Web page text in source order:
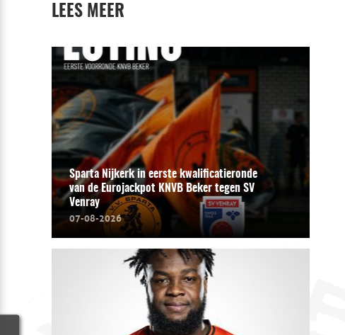
LEES MEER
Sparta Nijkerk in eerste kwalificatieronde
van de Eurojackpot KNVB Beker tegen SV
Venray
07-08-2026